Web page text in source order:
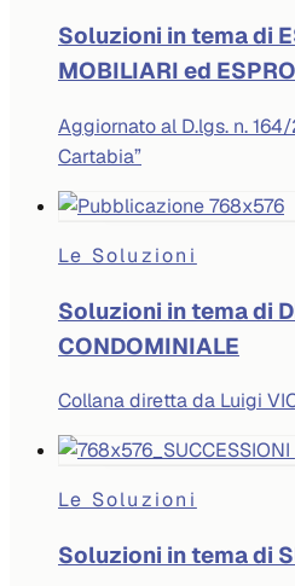
Soluzioni in tema di
MOBILIARI ed
Aggiornato al D.lgs. n.
Cartabia”
Le Soluzioni
Soluzioni in tema di
CONDOMINIALE
Collana diretta da Luigi
Le Soluzioni
Soluzioni in tema di